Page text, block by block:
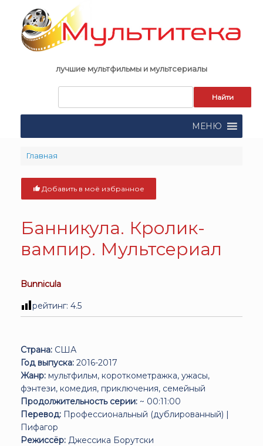
content
лучшие мультфильмы и мультсериалы
поиска:
МЕНЮ
Главная
Добавить в моё избранное
Банникула. Кролик-
вампир. Мультсериал
Bunnicula
рейтинг: 4.5
Страна: США
Год выпуска: 2016-2017
Жанр: мультфильм, короткометражка, ужасы,
фэнтези, комедия, приключения, семейный
Продолжительность серии: ~ 00:11:00
Перевод: Профессиональный (дублированный) |
Пифагор
Режиссёр: Джессика Борутски